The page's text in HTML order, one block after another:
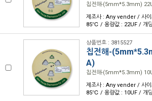
칩전해-(5mm*5.3mm)
제조사 : Any vender / 사
85℃ / 용량값 : 22UF / 개
상품번호 : 3815527
칩전해-
A)
칩전해-(5mm*5.3mm)
제조사 : Any vender / 사
85℃ / 용량값 : 10UF / 개